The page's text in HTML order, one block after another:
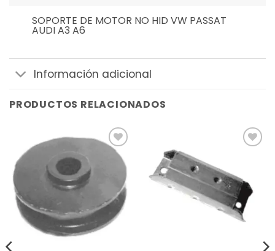
SOPORTE DE MOTOR NO HID VW PASSAT
AUDI A3 A6
Información adicional
PRODUCTOS RELACIONADOS
Añadir
deseos
lista de
deseos